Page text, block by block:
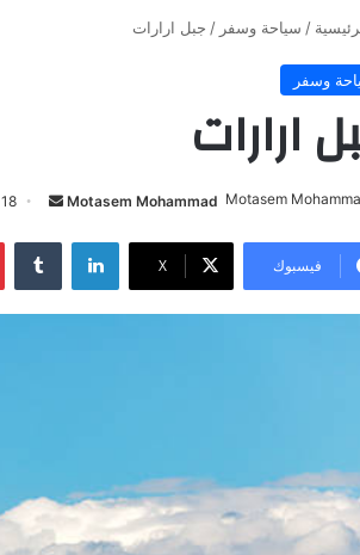
/ سياحة وسفر / جبل ارارات
وسفر
ارارات
Motasem Mohammad 18 يونيو، 2024
فيسبوك X